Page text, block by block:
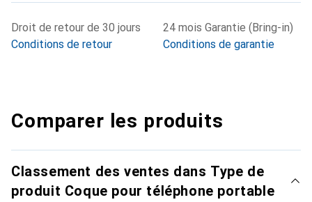
Droit de retour de 30 jours
Conditions de retour
24 mois Garantie (Bring-in)
Conditions de garantie
Comparer les produits
Classement des ventes dans Type de
produit Coque pour téléphone portable